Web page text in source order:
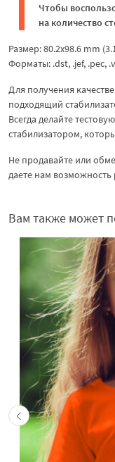
Чтобы
на количество
Размер: 80.2x98.6 mm
Форматы: .dst, .jef, .pec,
Для получения
подходящий
Всегда делайте
стабилизатором,
Не продавайте или
даете нам возможность
Вам также может